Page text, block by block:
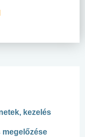
kezelés
megelőzése